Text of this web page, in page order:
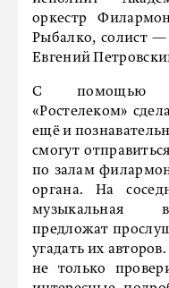
оркестр
Рыбалко, солист
Евгений
С помощью
«Ростелеком»
ещё и
смогут
по залам
органа. На
музыкальная
предложат
угадать их
не только